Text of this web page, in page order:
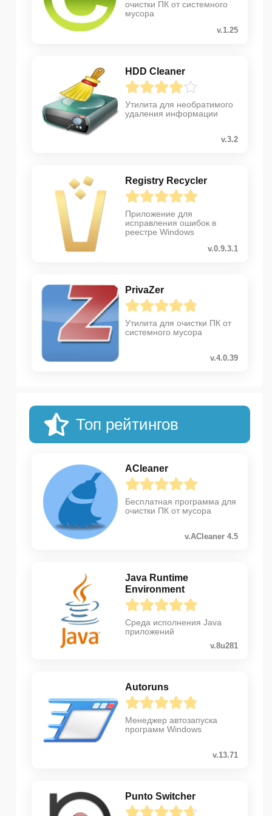
очистки ПК от системного
мусора
v.1.25
HDD Cleaner
Утилита для необратимого
удаления информации
v.3.2
Registry Recycler
Приложение для
исправления ошибок в
реестре Windows
v.0.9.3.1
PrivaZer
Утилита для очистки ПК от
системного мусора
v.4.0.39
Топ рейтингов
ACleaner
Бесплатная программа для
очистки ПК от мусора
v.ACleaner 4.5
Java Runtime
Environment
Среда исполнения Java
приложений
v.8u281
Autoruns
Менеджер автозапуска
программ Windows
v.13.71
Punto Switcher